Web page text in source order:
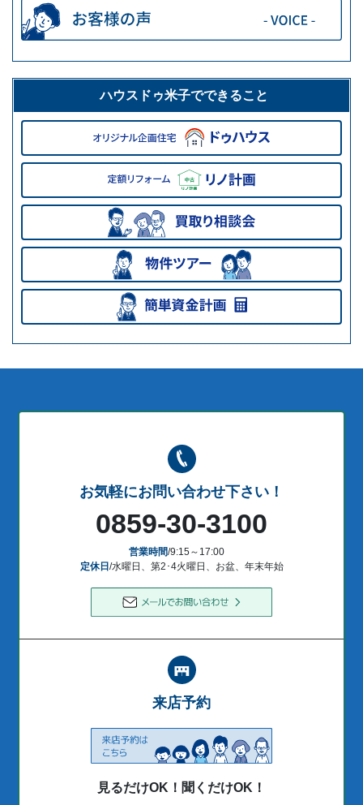
ハウスドゥ米子でできること
お気軽にお問い合わせ下さい！
0859-30-3100
営業時間/9:15～17:00
定休日 /水曜日、第2･4火曜日、お盆、年末年始
来店予約
見るだけOK！聞くだけOK！